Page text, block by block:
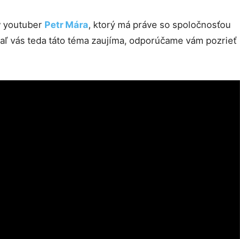
youtuber Petr Mára, ktorý má práve so spoločnosťou
vás teda táto téma zaujíma, odporúčame vám pozrieť